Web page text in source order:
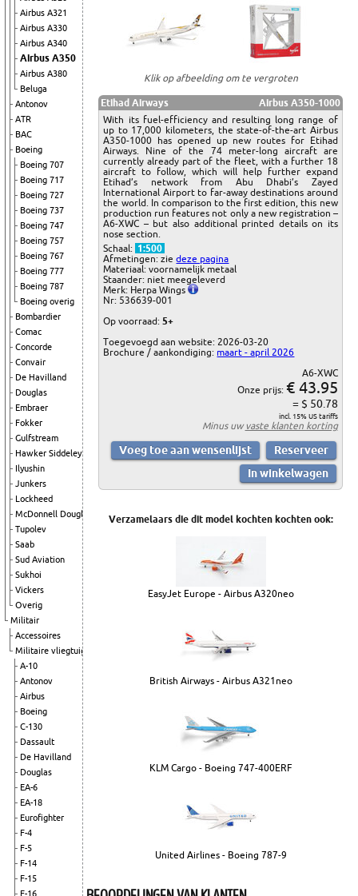
Airbus A321
Airbus A330
Airbus A340
Airbus A350
Airbus A380
Beluga
Antonov
ATR
BAC
Boeing
Boeing 707
Boeing 717
Boeing 727
Boeing 737
Boeing 747
Boeing 757
Boeing 767
Boeing 777
Boeing 787
Boeing overig
Bombardier
Comac
Concorde
Convair
De Havilland
Douglas
Embraer
Fokker
Gulfstream
Hawker Siddeley
Ilyushin
Junkers
Lockheed
McDonnell Douglas
Tupolev
Saab
Sud Aviation
Sukhoi
Vickers
Overig
Militair
Accessoires
Militaire vliegtuigen
A-10
Antonov
Airbus
Boeing
C-130
Dassault
De Havilland
Douglas
EA-6
EA-18
Eurofighter
F-4
F-5
F-14
F-15
F-16
Klik op afbeelding om te vergroten
Etihad Airways
Airbus A350-1000
With its fuel-efficiency and resulting long range of
up to 17,000 kilometers, the state-of-the-art Airbus
A350-1000 has opened up new routes for Etihad
Airways. Nine of the 74 meter-long aircraft are
currently already part of the fleet, with a further 18
aircraft to follow, which will help further expand
Etihad’s network from Abu Dhabi’s Zayed
International Airport to far-away destinations around
the world. In comparison to the first edition, this new
production run features not only a new registration –
A6-XWC – but also additional printed details on its
nose section.
Schaal: 1:500
Afmetingen: ziedeze pagina
Materiaal: voornamelijk metaal
Staander: niet meegeleverd
Merk: Herpa Wings
Nr: 536639-001
Op voorraad: 5+
Toegevoegd aan website: 2026-03-20
Brochure / aankondiging: maart - april 2026
A6-XWC
Onze prijs: € 43.95
= $ 50.78
incl. 15% US tariffs
Minus uwvaste klanten korting
Verzamelaars die dit model kochten kochten ook:
EasyJet Europe - Airbus A320neo
British Airways - Airbus A321neo
KLM Cargo - Boeing 747-400ERF
United Airlines - Boeing 787-9